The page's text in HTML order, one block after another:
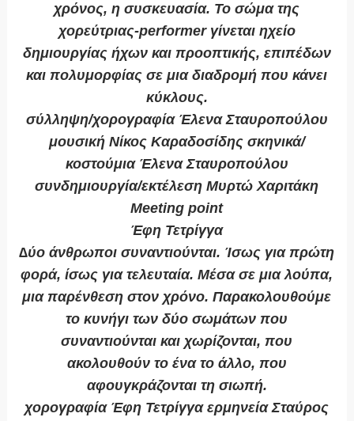
χρόνος, η συσκευασία. Το σώμα της
χορεύτριας-performer γίνεται ηχείο
δημιουργίας ήχων και προοπτικής, επιπέδων
και πολυμορφίας σε μια διαδρομή που κάνει
κύκλους.
σύλληψη/χορογραφία Έλενα Σταυροπούλου
μουσική Νίκος Καραδοσίδης σκηνικά/
κοστούμια Έλενα Σταυροπούλου
συνδημιουργία/εκτέλεση Μυρτώ Χαριτάκη
Meeting point
Έφη Τετρίγγα
∆ύο άνθρωποι συναντιούνται. Ίσως για πρώτη
φορά, ίσως για τελευταία. Μέσα σε μια λούπα,
μια παρένθεση στον χρόνο. Παρακολουθούμε
το κυνήγι των δύο σωμάτων που
συναντιούνται και χωρίζονται, που
ακολουθούν το ένα το άλλο, που
αφουγκράζονται τη σιωπή.
χορογραφία Έφη Τετρίγγα ερμηνεία Σταύρος